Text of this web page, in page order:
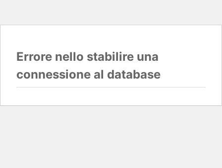
Errore nello stabilire una
connessione al database